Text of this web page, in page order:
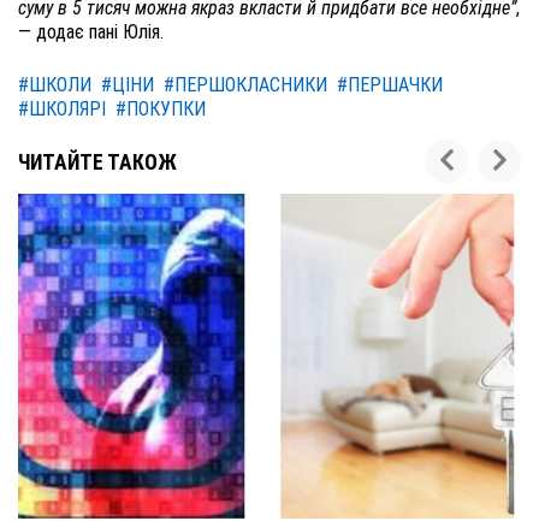
суму в 5 тисяч можна якраз вкласти й придбати все необхідне”,
— додає пані Юлія.
#ШКОЛИ #ЦІНИ #ПЕРШОКЛАСНИКИ #ПЕРШАЧКИ
#ШКОЛЯРІ
#ПОКУПКИ
ЧИТАЙТЕ ТАКОЖ